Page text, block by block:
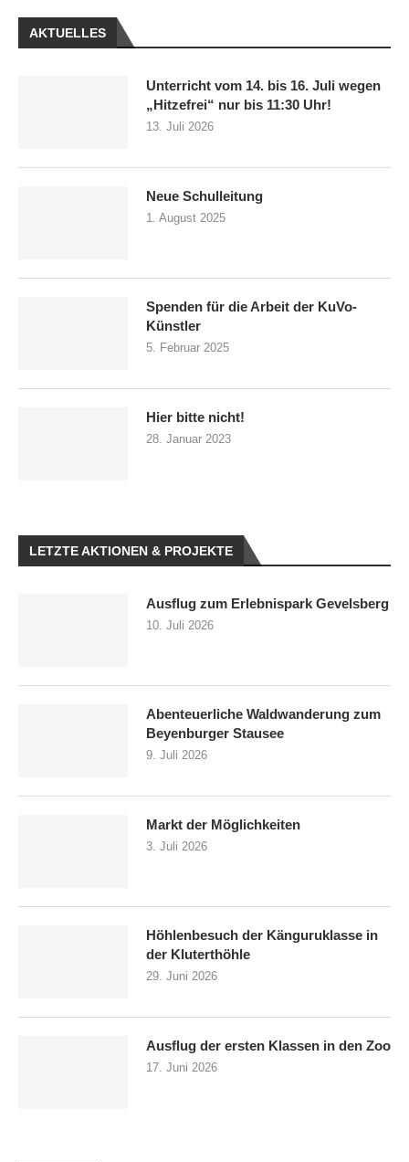
AKTUELLES
Unterricht vom 14. bis 16. Juli wegen
„Hitzefrei“ nur bis 11:30 Uhr!
13. Juli 2026
Neue Schulleitung
1. August 2025
Spenden für die Arbeit der KuVo-
Künstler
5. Februar 2025
Hier bitte nicht!
28. Januar 2023
LETZTE AKTIONEN & PROJEKTE
Ausflug zum Erlebnispark Gevelsberg
10. Juli 2026
Abenteuerliche Waldwanderung zum
Beyenburger Stausee
9. Juli 2026
Markt der Möglichkeiten
3. Juli 2026
Höhlenbesuch der Känguruklasse in
der Kluterthöhle
29. Juni 2026
Ausflug der ersten Klassen in den Zoo
17. Juni 2026